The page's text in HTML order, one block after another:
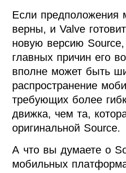
Если предположения
верны, и Valve
новую версию
главных причин его
вполне может быть
распространение
требующих более
движка, чем та,
оригинальной Source.
А что вы думаете о
мобильных